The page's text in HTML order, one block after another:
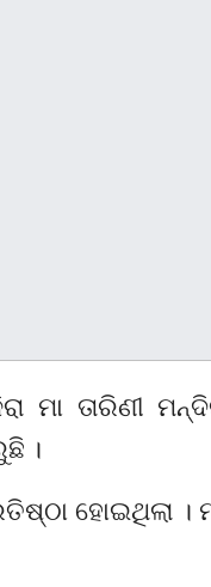
ମା ତାରିଣୀ
।
ହୋଇଥିଲା ।